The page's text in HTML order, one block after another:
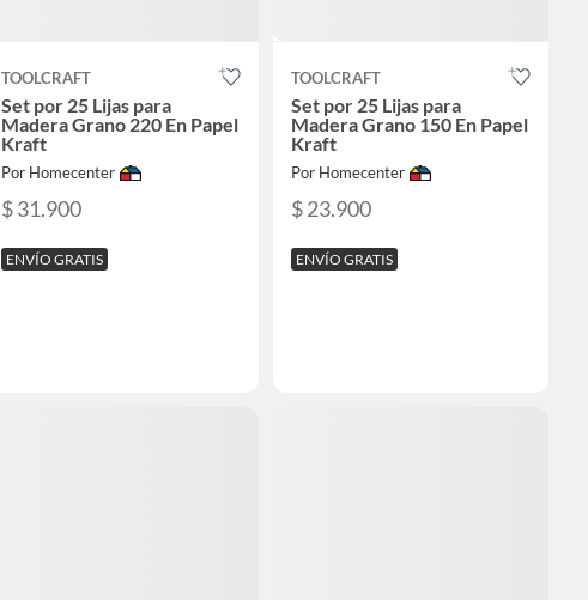
TOOLCRAFT
Set por 25 Lijas para
Madera Grano 220 En Papel
Kraft
Por Homecenter
$ 31.900
ENVÍO GRATIS
TOOLCRAFT
Set por 25 Lijas para
Madera Grano 150 En Papel
Kraft
Por Homecenter
$ 23.900
ENVÍO GRATIS